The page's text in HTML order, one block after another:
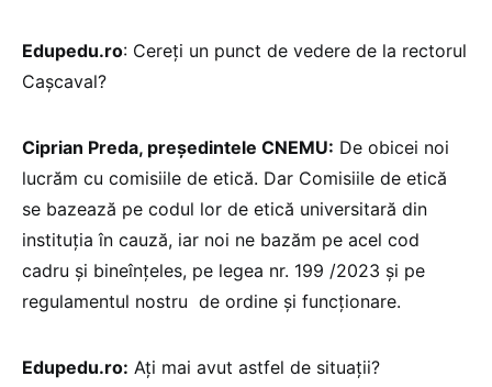
Edupedu.ro: Cereți un punct de vedere de la rectorul
Cașcaval?
Ciprian Preda, președintele CNEMU: De obicei noi
lucrăm cu comisiile de etică. Dar Comisiile de etică
se bazează pe codul lor de etică universitară din
instituția în cauză, iar noi ne bazăm pe acel cod
cadru și bineînțeles, pe legea nr. 199 /2023 și pe
regulamentul nostru de ordine și funcționare.
Edupedu.ro: Ați mai avut astfel de situații?